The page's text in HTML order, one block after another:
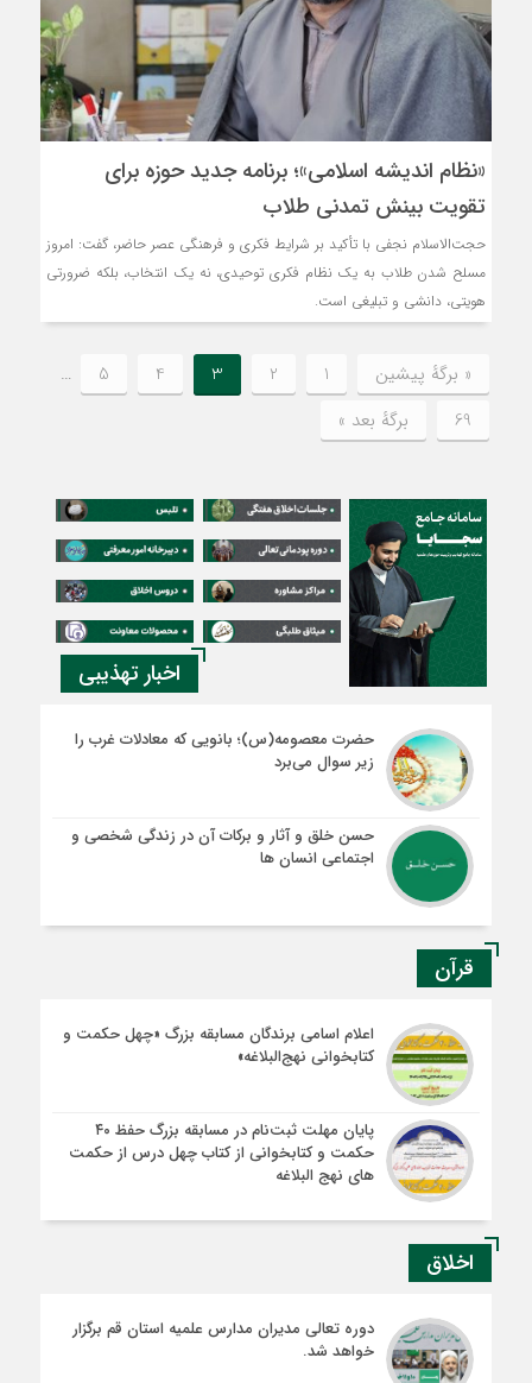
«نظام اندیشه اسلامی»؛ برنامه جدید حوزه برای
تقویت بینش تمدنی طلاب
حجت‌الاسلام نجفی با تأکید بر شرایط فکری و فرهنگی عصر حاضر، گفت: امروز
مسلح شدن طلاب به یک نظام فکری توحیدی، نه یک انتخاب، بلکه ضرورتی
هویتی، دانشی و تبلیغی است.
« برگه‌ٔ پیشین 1
2
3
4
5
…
69
برگهٔ بعد »
اخبار تهذیبی
حضرت معصومه(س)؛ بانویی که معادلات غرب را
زیر سوال می‌برد
حسن خلق و آثار و برکات آن در زندگی شخصی و
اجتماعی انسان ها
قرآن
اعلام اسامی برندگان مسابقه بزرگ «چهل حکمت و
کتابخوانی نهج‌البلاغه»
پایان مهلت ثبت‌نام در مسابقه بزرگ حفظ ۴۰
حکمت و کتابخوانی از کتاب چهل درس از حکمت
های نهج البلاغه
اخلاق
دوره تعالی مدیران مدارس علمیه استان قم برگزار
خواهد شد.